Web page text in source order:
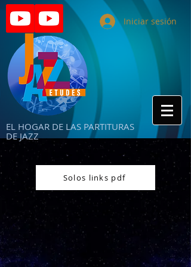
EL HOGAR DE LAS PARTITURAS
DE JAZZ
Iniciar sesión
Solos links pdf